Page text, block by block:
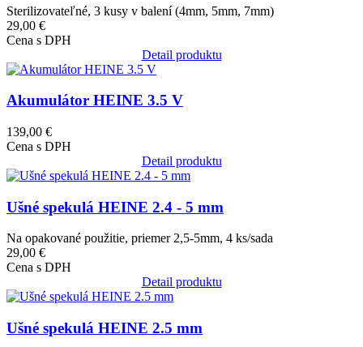
Sterilizovateľné, 3 kusy v balení (4mm, 5mm, 7mm)
29,00 €
Cena s DPH
Detail produktu
Obrázok
Akumulátor HEINE 3.5 V
139,00 €
Cena s DPH
Detail produktu
Obrázok
Ušné spekulá HEINE 2.4 - 5 mm
Na opakované použitie, priemer 2,5-5mm, 4 ks/sada
29,00 €
Cena s DPH
Detail produktu
Obrázok
Ušné spekulá HEINE 2.5 mm